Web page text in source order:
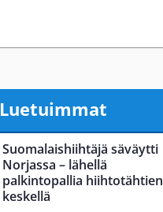
Luetuimmat
Suomalaishiihtäjä säväytti
Norjassa – lähellä
palkintopallia hiihtotähtien
keskellä